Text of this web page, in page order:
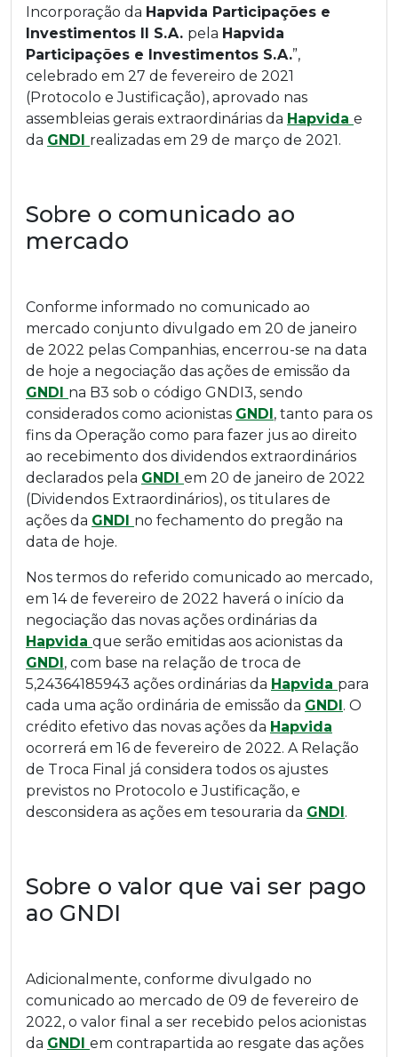
Incorporação da Hapvida Participações e
Investimentos II S.A. pela Hapvida
Participações e Investimentos S.A.”,
celebrado em 27 de fevereiro de 2021
(Protocolo e Justificação), aprovado nas
assembleias gerais extraordinárias da Hapvida e
da GNDI realizadas em 29 de março de 2021.
Sobre o comunicado ao
mercado
Conforme informado no comunicado ao
mercado conjunto divulgado em 20 de janeiro
de 2022 pelas Companhias, encerrou-se na data
de hoje a negociação das ações de emissão da
GNDI na B3 sob o código GNDI3, sendo
considerados como acionistas GNDI, tanto para os
fins da Operação como para fazer jus ao direito
ao recebimento dos dividendos extraordinários
declarados pela GNDI em 20 de janeiro de 2022
(Dividendos Extraordinários), os titulares de
ações da GNDI no fechamento do pregão na
data de hoje.
Nos termos do referido comunicado ao mercado,
em 14 de fevereiro de 2022 haverá o início da
negociação das novas ações ordinárias da
Hapvida que serão emitidas aos acionistas da
GNDI, com base na relação de troca de
5,24364185943 ações ordinárias da Hapvida para
cada uma ação ordinária de emissão da GNDI. O
crédito efetivo das novas ações da Hapvida
ocorrerá em 16 de fevereiro de 2022. A Relação
de Troca Final já considera todos os ajustes
previstos no Protocolo e Justificação, e
desconsidera as ações em tesouraria da GNDI.
Sobre o valor que vai ser pago
ao GNDI
Adicionalmente, conforme divulgado no
comunicado ao mercado de 09 de fevereiro de
2022, o valor final a ser recebido pelos acionistas
da GNDI em contrapartida ao resgate das ações